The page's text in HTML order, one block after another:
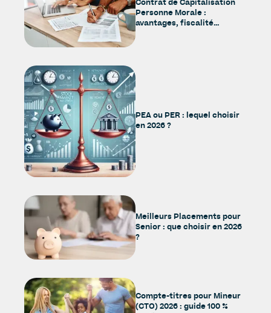
Contrat de Capitalisation
Personne Morale :
avantages, fiscalité…
PEA ou PER : lequel choisir
en 2026 ?
Meilleurs Placements pour
Senior : que choisir en 2026
?
Compte-titres pour Mineur
(CTO) 2026 : guide 100 %